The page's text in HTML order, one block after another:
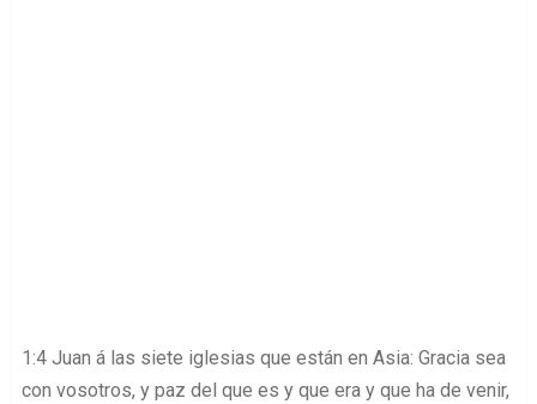
1:4 Juan á las siete iglesias que están en Asia: Gracia sea
con vosotros, y paz del que es y que era y que ha de venir,